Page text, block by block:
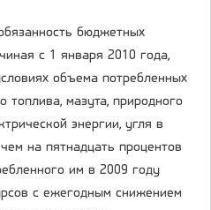
бюджетных
с 1 января 2010 года,
объема потребленных
топлива, мазута, природного
энергии, угля в
на пятнадцать процентов
им в 2009 году
с ежегодным снижением